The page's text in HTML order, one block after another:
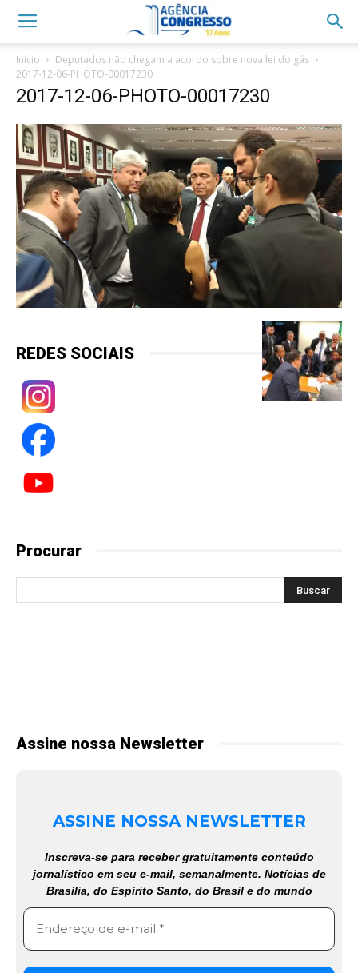
Início
Deputados não chegam a acordo sobre nova lei do gás
2017-12-06-PHOTO-00017230
2017-12-06-PHOTO-00017230
REDES SOCIAIS
Procurar
Assine nossa Newsletter
ASSINE NOSSA NEWSLETTER
Inscreva-se para receber gratuitamente conteúdo
jornalístico em seu e-mail, semanalmente. Notícias de
Brasília, do Espírito Santo, do Brasil e do mundo